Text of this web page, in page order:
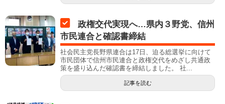
政権交代実現へ…県内３野党、信州
市民連合と確認書締結
社会民主党長野県連合は17日、迫る総選挙に向けて
市民団体で信州市民連合と政権交代をめざし共通政
策を盛り込んだ確認書を締結しました。 社...
記事を読む